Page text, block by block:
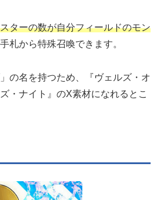
ターの数が自分フィールドのモン
手札から特殊召喚できます。
の名を持つため、『ヴェルズ・オ
・ナイト』のX素材になれるとこ